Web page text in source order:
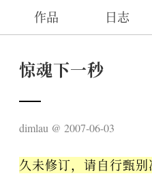
作品 日志
惊魂下一秒
dimlau 2007-06-03
久未修订，请自行甄别